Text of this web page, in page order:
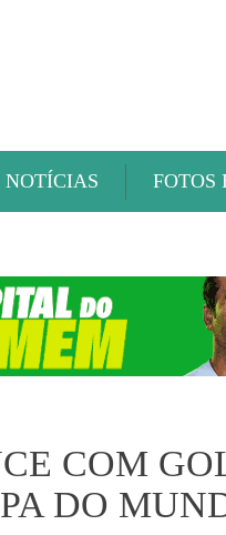
NOTÍCIAS FOTOS
COM
DO